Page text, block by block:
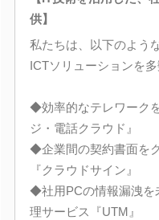
供】
私たちは、以下のよう
ICTソリューションを多
◆効率的なテレワーク
ジ・電話クラウド』
◆企業間の契約書面を
『クラウドサイン』
◆社用PCの情報漏洩を
理サービス『UTM』